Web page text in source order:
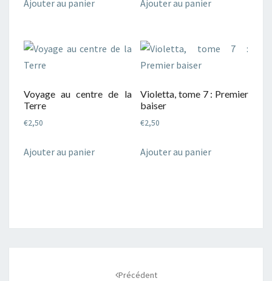
Ajouter au panier Ajouter au panier
Voyage au centre de la
Terre
€2,50
Ajouter au panier
Violetta, tome 7 : Premier
baiser
€2,50
Ajouter au panier
Précédent